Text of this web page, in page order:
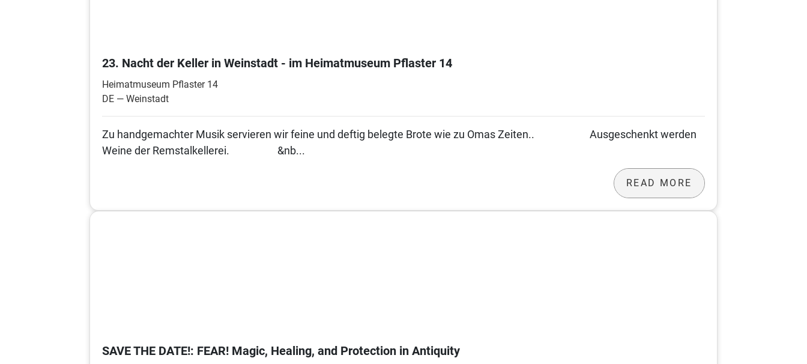
23. Nacht der Keller in Weinstadt - im Heimatmuseum Pflaster 14
Heimatmuseum Pflaster 14
DE — Weinstadt
Zu handgemachter Musik servieren wir feine und deftig belegte Brote wie zu Omas Zeiten.. Ausgeschenkt werden
Weine der Remstalkellerei. &nb...
READ MORE
SAVE THE DATE!: FEAR! Magic, Healing, and Protection in Antiquity